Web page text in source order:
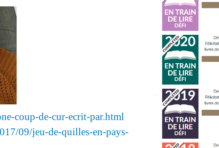
coup-de-cur-ecrit-par.html
09/jeu-de-quilles-en-pays-